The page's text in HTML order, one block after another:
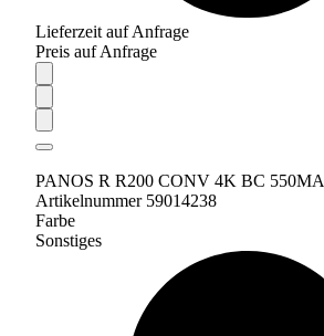
Lieferzeit auf Anfrage
Preis auf Anfrage
PANOS R R200 CONV 4K BC 550MA
Artikelnummer 59014238
Farbe
Sonstiges